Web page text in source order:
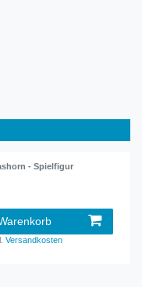
- Spielfigur
Versandkosten